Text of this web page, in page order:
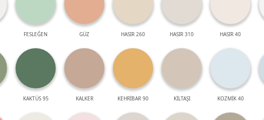
FESLEĞEN GÜZ HASIR 260 HASIR 310 HASIR 40
KAKTÜS 95 KALKER KEHRİBAR 90 KİLTAŞI KOZMİK 40